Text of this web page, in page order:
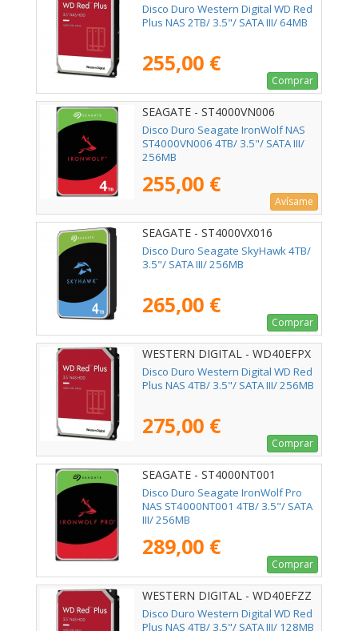
Disco Duro Western Digital WD Red
Plus NAS 2TB/ 3.5"/ SATA III/ 64MB
255,00 €
Comprar
SEAGATE - ST4000VN006
Disco Duro Seagate IronWolf NAS
ST4000VN006 4TB/ 3.5"/ SATA III/
256MB
255,00 €
Avísame
SEAGATE - ST4000VX016
Disco Duro Seagate SkyHawk 4TB/
3.5"/ SATA III/ 256MB
265,00 €
Comprar
WESTERN DIGITAL - WD40EFPX
Disco Duro Western Digital WD Red
Plus NAS 4TB/ 3.5"/ SATA III/ 256MB
275,00 €
Comprar
SEAGATE - ST4000NT001
Disco Duro Seagate IronWolf Pro
NAS ST4000NT001 4TB/ 3.5"/ SATA
III/ 256MB
289,00 €
Comprar
WESTERN DIGITAL - WD40EFZZ
Disco Duro Western Digital WD Red
Plus NAS 4TB/ 3.5"/ SATA III/ 128MB